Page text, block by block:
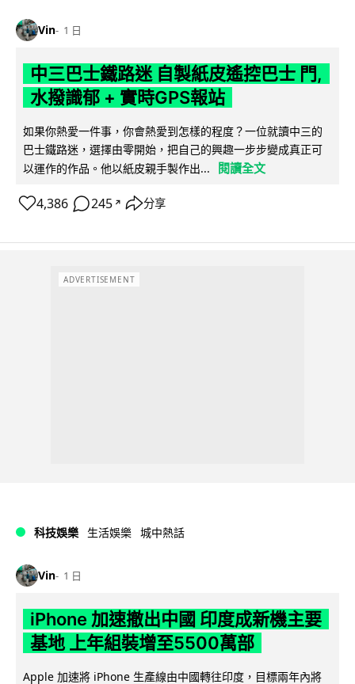
Vin 1 日
中三巴士鐵路迷 自製紙皮遙控巴士 門,
水撥識郁 + 實時GPS報站
如果你熱愛一件事，你會熱愛到怎樣的程度？一位就讀中三的
巴士鐵路迷，選擇由零開始，把自己的興趣一步步變成真正可
以運作的作品。他以紙皮親手製作出...
閱讀全文
4,386 245 ↗ 分享
ADVERTISEMENT
科技娛樂 生活娛樂 城中熱話
Vin 1 日
iPhone 加速撤出中國 印度成新機主要
基地 上年組裝增至5500萬部
Apple 加速將 iPhone 生產線由中國轉往印度，目標兩年內將